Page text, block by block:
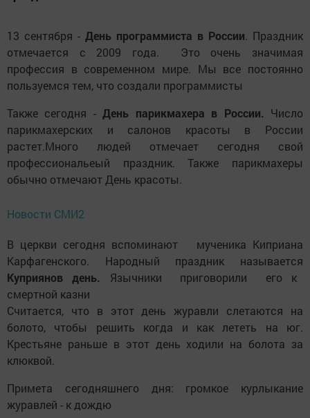
13 сентября - День программиста в России. Праздник
отмечается с 2009 года. Это очень значимая
профессия в современном мире. Мы все постоянно
пользуемся тем, что создали программисты
Также сегодня -День парикмахера в России. Число
парикмахерских и салонов красоты в России
растет.Много людей отмечает сегодня свой
профессиональеый праздник. Также парикмахеры
обычно отмечают День красоты.
Новости СМИ2
В церкви сегодня вспоминают мученика Киприана
Карфагенского. Народный праздник называется
Куприянов день. Язычники приговорили его к
смертной казни
Считается, что в этот день журавли слетаются на
болото, чтобы решить когда и как лететь на юг.
Крестьяне раньше в этот день ходили на болота за
клюквой.
Примета сегодняшнего дня: громкое курлыкание
журавлей - к дождю